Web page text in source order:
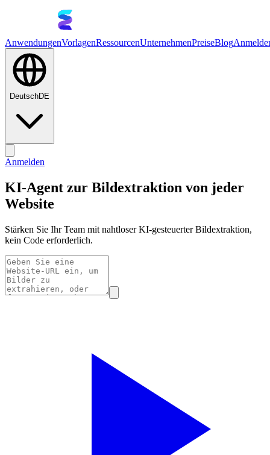
AnwendungenVorlagenRessourcenUnternehmenPreiseBlog
DeutschDE
Anmelden
KI-Agent zur Bildextraktion von jeder
Website
Stärken Sie Ihr Team mit nahtloser KI-gesteuerter Bildextraktion,
kein Code erforderlich.